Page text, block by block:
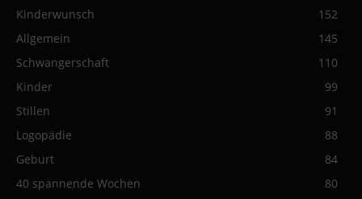
Kinderwunsch
152
Allgemein
145
Schwangerschaft
110
Kinder
99
Stillen
91
Logopädie
88
Geburt
84
40 spannende Wochen
80